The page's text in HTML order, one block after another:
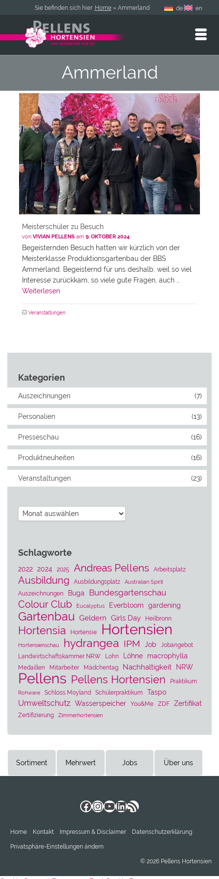
Sie befinden sich hier: Home» Ammerland de en
Ammerland
Meisterschüler zu Besuch
von VIVIAN PELLENS am 9. OKTOBER 2024
Begeisternden Besuch hatten wir kürzlich von der
Meisterklasse Produktionsgartenbau der BBS
Ammerland. Begeisternd für uns deshalb, weil so viel
Interesse zurückkam, so viele gute Fragen, auch …
Weiterlesen
Veranstaltungen
Kategorien
Auszeichnungen (7)
Personalien (13)
Presseschau (16)
Produktneuheiten (16)
Veranstaltungen (23)
Archiv
Schlagworte
2022 2024 2025 Andreas Pellens Arbeitsplatz
Ausbildung Ausbildungsplatz Australian Spirit
Auszeichnungen Buga Bundesgartenschau
Colour Club Eucalyptus Everbloom gardening
Gartenbau Geldern Girls Day Heilbronn
Hortensia Hortensie Hortensien
Hortensienschau hydrangea IPM Job
Jobangebot
Landwirtschaftskammer NRW
Lohn Löhne macrophylla
Medaillen Mitarbeiter Mädchentag Nachhaltigkeit NRW
Pellens Pellens Hortensien Praktikum
Rohware Schloss Moyland Schülerpraktikum Taspo
Umweltschutz Wasserspeicher You&Me ZDF Zertifikat
Zertifizierung Zimmerhortensien
Sortiment Mehrwert Jobs Über uns
Facebook
Instagram
YouTube
LinkedIn
RSS-Feed
Home Kontakt Impressum & Disclaimer Datenschutzerklärung
Privatsphäre-Einstellungen ändern
© 2026 Pellens Hortensien